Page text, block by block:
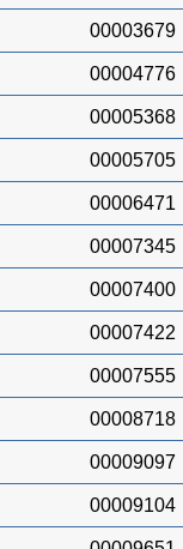
00003679
00004776
00005368
00005705
00006471
00007345
00007400
00007422
00007555
00008718
00009097
00009104